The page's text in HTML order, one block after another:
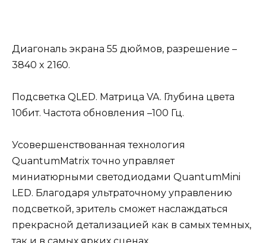
Диагональ экрана 55 дюймов, разрешение –
3840 x 2160.
Подсветка QLED. Матрица VA. Глубина цвета
10бит. Частота обновления –100 Гц.
Усовершенствованная технология
QuantumMatrix точно управляет
миниатюрными светодиодами QuantumMini
LED. Благодаря ультраточному управлению
подсветкой, зритель сможет наслаждаться
прекрасной детализацией как в самых темных,